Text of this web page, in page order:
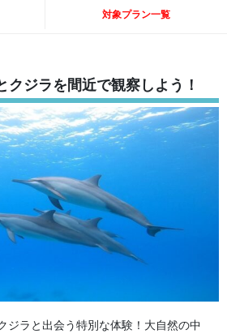
対象プラン一覧
クジラを間近で観察しよう！
ジラと出会う特別な体験！大自然の中